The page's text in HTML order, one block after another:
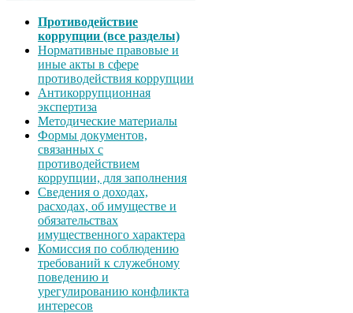
Противодействие
коррупции (все разделы)
Нормативные правовые и
иные акты в сфере
противодействия коррупции
Антикоррупционная
экспертиза
Методические материалы
Формы документов,
связанных с
противодействием
коррупции, для заполнения
Сведения о доходах,
расходах, об имуществе и
обязательствах
имущественного характера
Комиссия по соблюдению
требований к служебному
поведению и
урегулированию конфликта
интересов